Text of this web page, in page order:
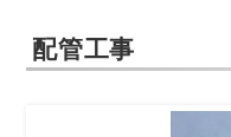
配管工事